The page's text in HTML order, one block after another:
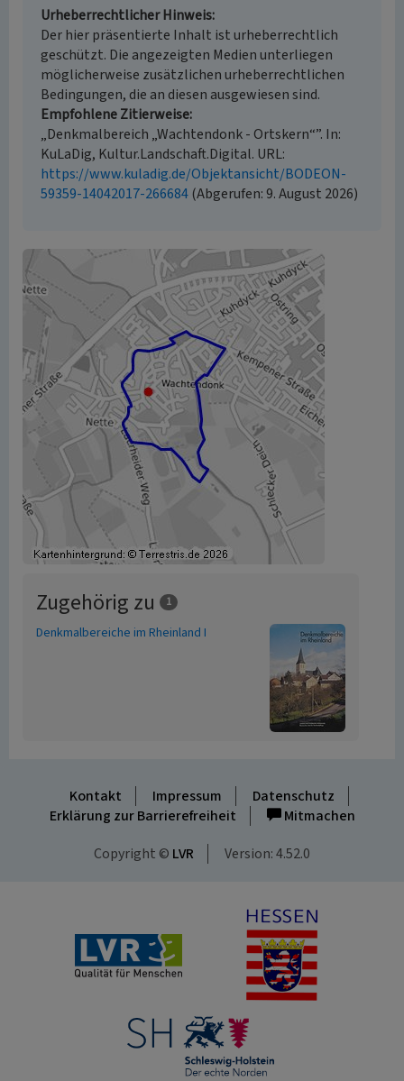
Urheberrechtlicher Hinweis
Der hier präsentierte Inhalt ist urheberrechtlich
geschützt. Die angezeigten Medien unterliegen
möglicherweise zusätzlichen urheberrechtlichen
Bedingungen, die an diesen ausgewiesen sind.
Empfohlene Zitierweise
„Denkmalbereich „Wachtendonk - Ortskern“”. In:
KuLaDig, Kultur.Landschaft.Digital. URL:
https://www.kuladig.de/Objektansicht/BODEON-
59359-14042017-266684(Abgerufen: 9. August 2026)
Zugehörig zu 1
Denkmalbereiche im Rheinland I
Kontakt Impressum
Datenschutz
Erklärung zur Barrierefreiheit
Mitmachen
Copyright © LVR Version: 4.52.0